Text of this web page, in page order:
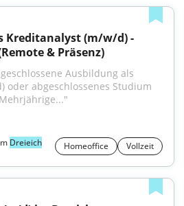
Kreditanalyst (m/w/d) -
& Präsenz)
oder abgeschlossenes Studium
Dreieich Homeoffice Vollzeit